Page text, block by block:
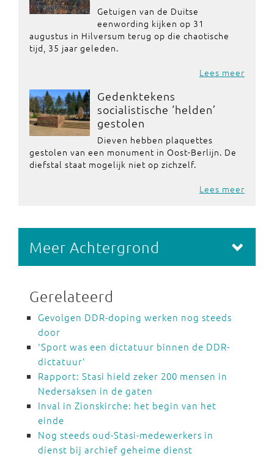
Getuigen van de Duitse
eenwording kijken op 31
augustus in Hilversum terug op die chaotische
tijd, 35 jaar geleden.
Lees meer
Gedenktekens
socialistische ‘helden’
gestolen
Dieven hebben plaquettes
gestolen van een monument in Oost-Berlijn. De
diefstal staat mogelijk niet op zichzelf.
Lees meer
Meer Achtergrond
Gerelateerd
Gevolgen DDR-doping werken nog steeds
door
'Sport was een dictatuur binnen de DDR-
dictatuur'
Rapport: Stasi hield zeker 200 mensen in
Nedersaksen in de gaten
Inval in Zionskirche: het begin van het
einde
Nog steeds oud-Stasi-medewerkers in
dienst bij archief geheime dienst